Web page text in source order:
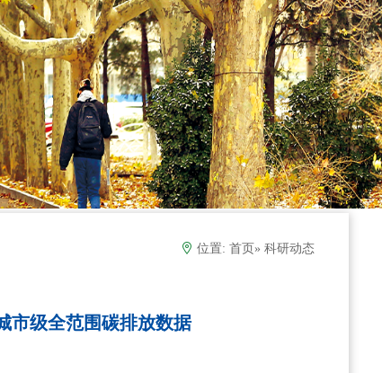
位置: 首页 » 科研动态
市级全范围碳排放数据